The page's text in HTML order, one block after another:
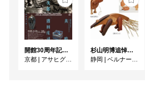
開館30周年記念 山本爲三郎・河井寬次郎没後60年記念 「共鳴 河井寬次郎 × 濱田庄司 ー山本爲三郎コレクションより」
京都 | アサヒグループ大山崎山荘美術館
杉山明博追悼展 木とわたし―木工の妙技と美術教育
静岡 | ベルナール・ビュフェ美術館